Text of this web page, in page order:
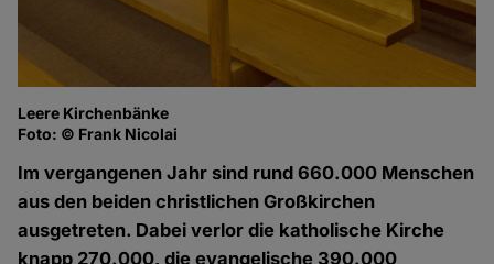
Leere Kirchenbänke
Foto: © Frank Nicolai
Im vergangenen Jahr sind rund 660.000 Menschen
aus den beiden christlichen Großkirchen
ausgetreten. Dabei verlor die katholische Kirche
knapp 270.000, die evangelische 390.000